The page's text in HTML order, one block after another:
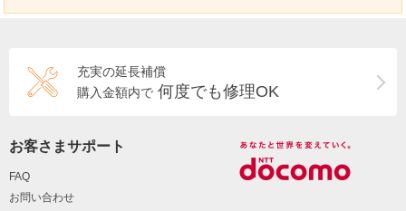
充実の延長補償
購入金額内で 何度でも修理OK
お客さまサポート
FAQ
お問い合わせ